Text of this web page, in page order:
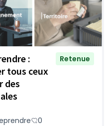
:
tous ceux
des
Retenue
0